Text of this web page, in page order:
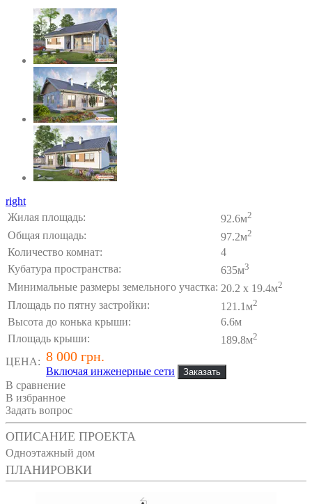
right
Жилая площадь:
92.6м2
Общая площадь: 97.2м2
Количество комнат:
4
Кубатура пространства:
635м3
Минимальные размеры земельного участка: 20.2 x 19.4м2
Площадь по пятну застройки: 121.1м2
Высота до конька крыши:
6.6м
Площадь крыши:
189.8м2
ЦЕНА: 8 000 грн.
Включая инженерные сети
В сравнение
В избранное
Задать вопрос
ОПИСАНИЕ ПРОЕКТА
Одноэтажный дом
ПЛАНИРОВКИ